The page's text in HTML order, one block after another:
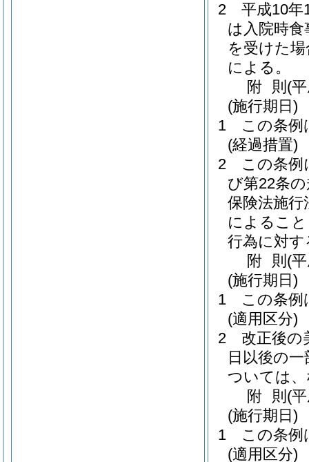
2
平成10年
は入院時
を受けた
による。
附 則 (
(施行期日)
1
この条例
(経過措置)
2
この条例
び第22条
保険法施行
によるこ
行為に対
附 則 (
(施行期日)
1
この条例
(適用区分)
2
改正後の
日以後の
ついては
附 則 (
(施行期日)
1
この条例
(適用区分)